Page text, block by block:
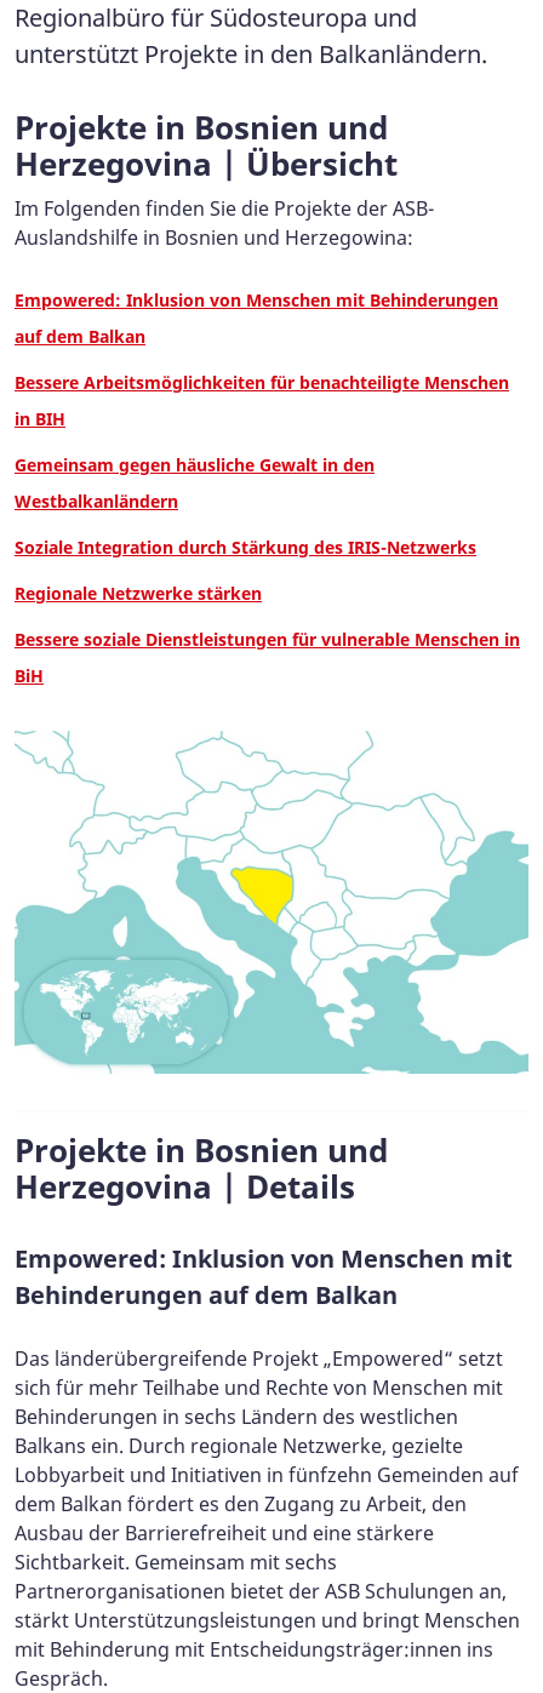
Regionalbüro für Südosteuropa und
unterstützt Projekte in den Balkanländern.
Projekte in Bosnien und
Herzegovina | Übersicht
Im Folgenden finden Sie die Projekte der ASB-
Auslandshilfe in Bosnien und Herzegowina:
Empowered: Inklusion von Menschen mit Behinderungen
auf dem Balkan
Bessere Arbeitsmöglichkeiten für benachteiligte Menschen
in BIH
Gemeinsam gegen häusliche Gewalt in den
Westbalkanländern
Soziale Integration durch Stärkung des IRIS-Netzwerks
Regionale Netzwerke stärken
Bessere soziale Dienstleistungen für vulnerable Menschen in
BiH
Projekte in Bosnien und
Herzegovina | Details
Empowered: Inklusion von Menschen mit
Behinderungen auf dem Balkan
Das länderübergreifende Projekt „Empowered“ setzt
sich für mehr Teilhabe und Rechte von Menschen mit
Behinderungen in sechs Ländern des westlichen
Balkans ein. Durch regionale Netzwerke, gezielte
Lobbyarbeit und Initiativen in fünfzehn Gemeinden auf
dem Balkan fördert es den Zugang zu Arbeit, den
Ausbau der Barrierefreiheit und eine stärkere
Sichtbarkeit. Gemeinsam mit sechs
Partnerorganisationen bietet der ASB Schulungen an,
stärkt Unterstützungsleistungen und bringt Menschen
mit Behinderung mit Entscheidungsträger:innen ins
Gespräch.